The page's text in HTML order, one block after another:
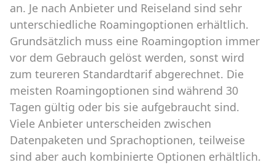
an. Je nach Anbieter und Reiseland sind sehr
unterschiedliche Roamingoptionen erhältlich.
Grundsätzlich muss eine Roamingoption immer
vor dem Gebrauch gelöst werden, sonst wird
zum teureren Standardtarif abgerechnet. Die
meisten Roamingoptionen sind während 30
Tagen gültig oder bis sie aufgebraucht sind.
Viele Anbieter unterscheiden zwischen
Datenpaketen und Sprachoptionen, teilweise
sind aber auch kombinierte Optionen erhältlich.